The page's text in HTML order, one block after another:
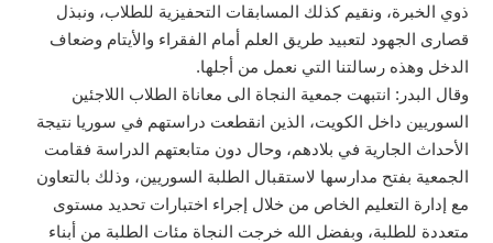
ذوي الخبرة، ونقيم كذلك المسابقات التحفيزية للطلاب، ونبذل
قصارى الجهود لتعبيد طريق العلم أمام الفقراء والأيتام وضعاف
الدخل وهذه رسالتنا التي نعمل من أجلها.
وقال البدر: انتبهت جمعية النجاة الى معاناة الطلاب اللاجئين
السوريين داخل الكويت، الذين انقطعت دراستهم في سوريا نتيجة
الأحداث الجارية في بلادهم، وحال دون متابعتهم الدراسة فقامت
الجمعية بفتح مدارسها لاستقبال الطلبة السوريين، وذلك بالتعاون
مع إدارة التعليم الخاص من خلال إجراء اختبارات تحديد مستوى
متعددة للطلبة، وبفضل الله خرجت النجاة مئات الطلبة من أبناء